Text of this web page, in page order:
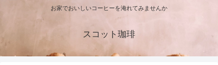
お家でおいしいコーヒーを淹れてみませんか
スコット珈琲